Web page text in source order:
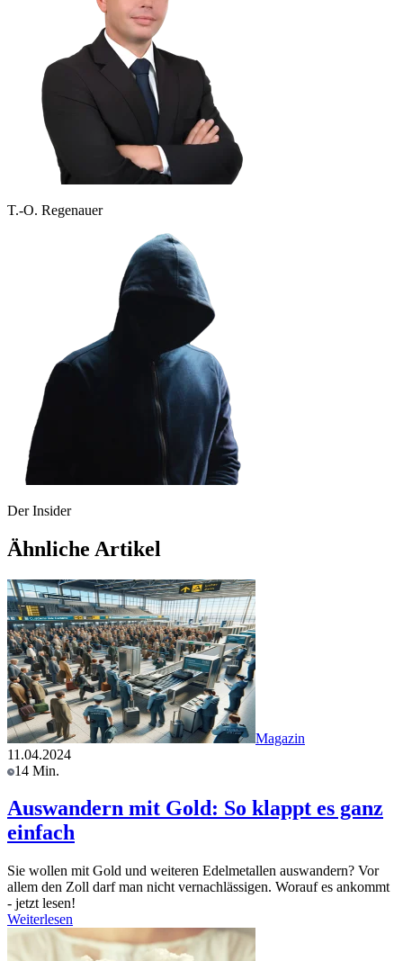
T.-O. Regenauer
Der Insider
Ähnliche Artikel
Magazin
11.04.2024
14 Min.
Auswandern mit Gold: So klappt es ganz
einfach
Sie wollen mit Gold und weiteren Edelmetallen auswandern? Vor
allem den Zoll darf man nicht vernachlässigen. Worauf es ankommt
- jetzt lesen!
Weiterlesen